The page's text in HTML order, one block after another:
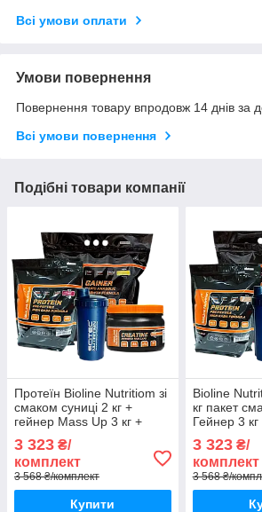
Всі умови оплати
Умови повернення
Повернення товару впродовж 14 днів за
Всі умови повернення
Подібні товари компанії
Протеїн Bioline Nutritiom зі
смаком суниці 2 кг +
гейнер Mass Up 3 кг +
3 323 ₴/
комплект
3 568 ₴/комплект
Купити
Bioline
кг пакет
Гейнер 3
Шейкер
3 323₴/
комплект
3 568 ₴/